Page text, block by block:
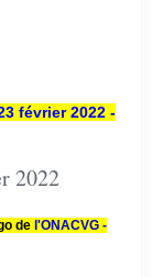
février 2022 -
2022
de l'ONACVG -